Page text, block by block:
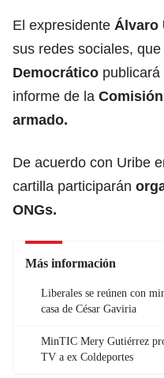
El expresidente Álvaro
sus redes sociales, que
Democrático publicará
informe de la
armado.
De acuerdo con Uribe
cartilla participarán
ONGs.
Más información
Liberales se reúnen con
casa de César Gaviria
MinTIC Mery Gutiérrez
TV a ex Coldeportes